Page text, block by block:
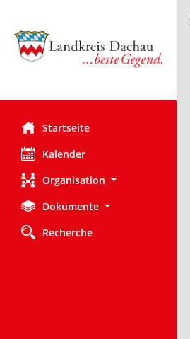
Startseite
Kalender
Organisation
Dokumente
Recherche